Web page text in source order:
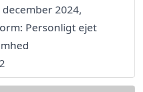
2024,
Personligt ejet